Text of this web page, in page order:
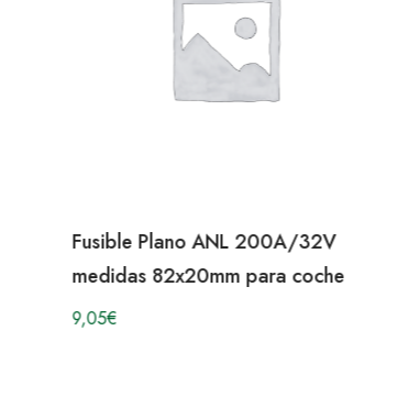
Fusible Plano ANL 200A/32V
medidas 82x20mm para coche
9,05€